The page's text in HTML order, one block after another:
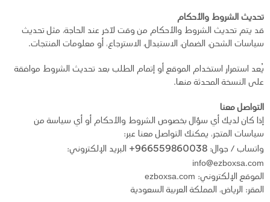
تحديث الشروط والأحكام
قد يتم تحديث الشروط والأحكام من وقت لآخر عند الحاجة، مثل تحديث
سياسات الشحن، الضمان، الاستبدال، الاسترجاع، أو معلومات المنتجات.
يُعد استمرار استخدام الموقع أو إتمام الطلب بعد تحديث الشروط موافقة
على النسخة المحدثة منها.
التواصل معنا
إذا كان لديك أي سؤال بخصوص الشروط والأحكام أو أي سياسة من
سياسات المتجر، يمكنك التواصل معنا عبر:
واتساب / جوال: 966559860038+
البريد الإلكتروني:
info@ezboxsa.com
الموقع الإلكتروني: ezboxsa.com
المقر: الرياض، المملكة العربية السعودية